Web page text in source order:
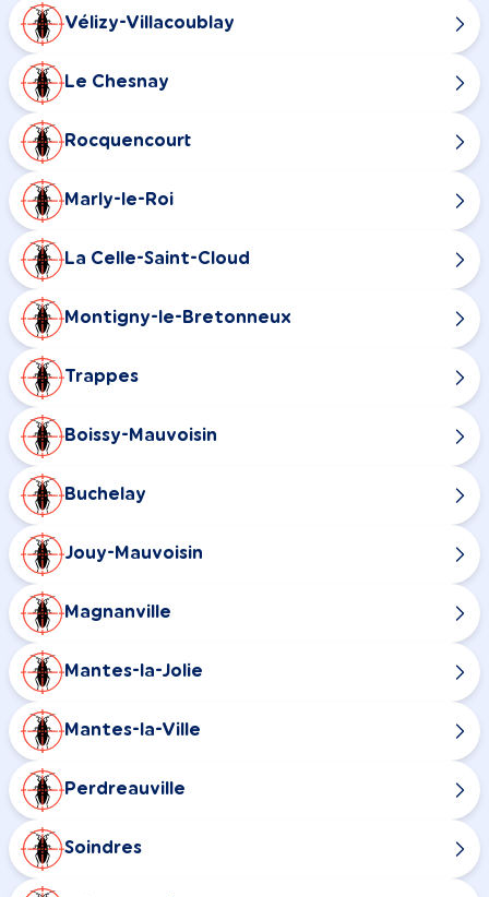
Vélizy-Villacoublay
Le Chesnay
Rocquencourt
Marly-le-Roi
La Celle-Saint-Cloud
Montigny-le-Bretonneux
Trappes
Boissy-Mauvoisin
Buchelay
Jouy-Mauvoisin
Magnanville
Mantes-la-Jolie
Mantes-la-Ville
Perdreauville
Soindres